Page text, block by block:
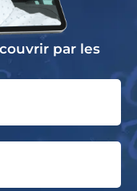
par les